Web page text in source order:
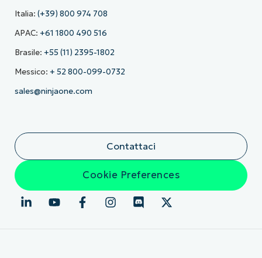
Italia: (+39) 800 974 708
APAC: +61 1800 490 516
Brasile: +55 (11) 2395-1802
Messico: + 52 800-099-0732
sales@ninjaone.com
Contattaci
Cookie Preferences